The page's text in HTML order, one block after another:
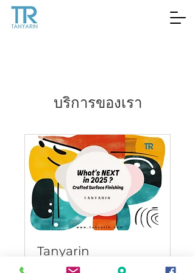
บริการของเรา
Tanyarin
Presentation